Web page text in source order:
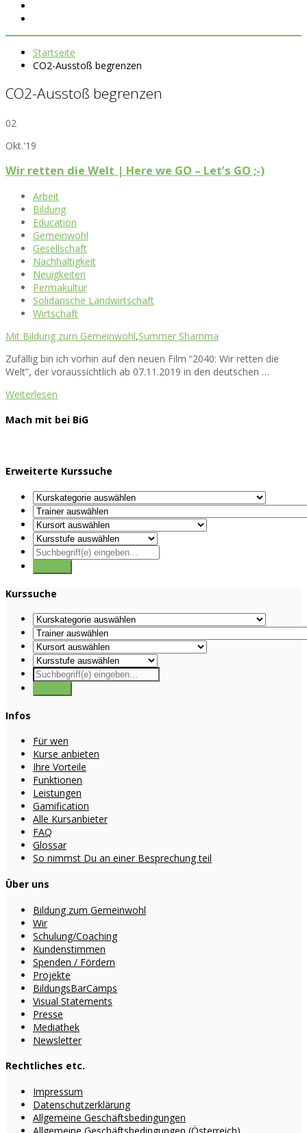
Startseite
CO2-Ausstoß begrenzen
CO2-Ausstoß begrenzen
02
Okt.'19
Wir retten die Welt | Here we GO – Let’s GO ;-)
Arbeit
Bildung
Education
Gemeinwohl
Gesellschaft
Nachhaltigkeit
Neuigkeiten
Permakultur
Solidarische Landwirtschaft
Wirtschaft
Mit Bildung zum Gemeinwohl,Summer Shamma
Zufällig bin ich vorhin auf den neuen Film “2040: Wir retten die
Welt”, der voraussichtlich ab 07.11.2019 in den deutschen …
Weiterlesen
Mach mit bei BiG
Erweiterte Kurssuche
Kurssuche
Infos
Für wen
Kurse anbieten
Ihre Vorteile
Funktionen
Leistungen
Gamification
Alle Kursanbieter
FAQ
Glossar
So nimmst Du an einer Besprechung teil
Über uns
Bildung zum Gemeinwohl
Wir
Schulung/Coaching
Kundenstimmen
Spenden / Fördern
Projekte
BildungsBarCamps
Visual Statements
Presse
Mediathek
Newsletter
Rechtliches etc.
Impressum
Datenschutzerklärung
Allgemeine Geschäftsbedingungen